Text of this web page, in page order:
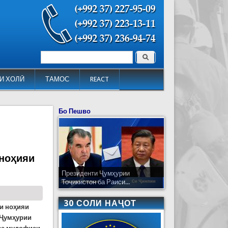
ХОЛӢ ТАМОС REACT
Форма поиска Поиск
ноҳияи
Бо Пешво
Президенти Ҷумҳурии
Тоҷикистон ба Раиси...
30 СОЛИ НАҶОТ